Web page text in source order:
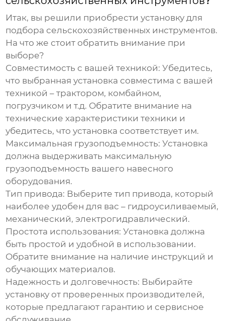
Итак, вы решили приобрестиустановку для
подбора сельскохозяйственных инструментов.
На что же стоит обратить внимание при
выборе?
Совместимость с вашей техникой: Убедитесь,
что выбранная установка совместима с вашей
техникой – трактором, комбайном,
погрузчиком и т.д. Обратите внимание на
технические характеристики техники и
убедитесь, что установка соответствует им.
Максимальная грузоподъемность: Установка
должна выдерживать максимальную
грузоподъемность вашего навесного
оборудования.
Тип привода: Выберите тип привода, который
наиболее удобен для вас – гидроусиливаемый,
механический, электрогидравлический.
Простота использования: Установка должна
быть простой и удобной в использовании.
Обратите внимание на наличие инструкций и
обучающих материалов.
Надежность и долговечность: Выбирайте
установку от проверенных производителей,
которые предлагают гарантию и сервисное